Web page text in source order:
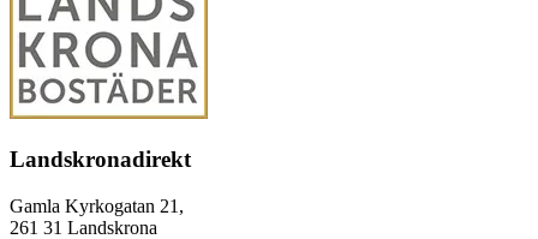
Landskronadirekt
Gamla Kyrkogatan 21,
261 31 Landskrona